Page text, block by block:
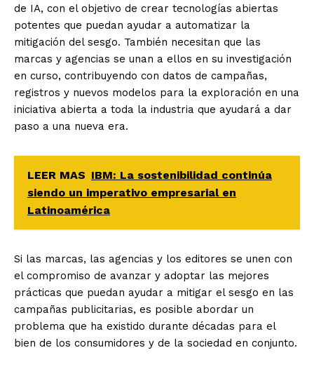
de IA, con el objetivo de crear tecnologías abiertas
potentes que puedan ayudar a automatizar la
mitigación del sesgo. También necesitan que las
marcas y agencias se unan a ellos en su investigación
en curso, contribuyendo con datos de campañas,
registros y nuevos modelos para la exploración en una
iniciativa abierta a toda la industria que ayudará a dar
paso a una nueva era.
LEER MAS IBM: La sostenibilidad continúa
siendo un imperativo empresarial en
Latinoamérica
Si las marcas, las agencias y los editores se unen con
el compromiso de avanzar y adoptar las mejores
prácticas que puedan ayudar a mitigar el sesgo en las
campañas publicitarias, es posible abordar un
problema que ha existido durante décadas para el
bien de los consumidores y de la sociedad en conjunto.